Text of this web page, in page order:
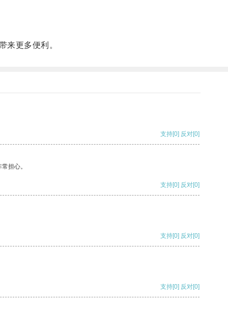
更多便利。
支持[0] 反对[0]
担心。
支持[0] 反对[0]
支持[0] 反对[0]
支持[0] 反对[0]